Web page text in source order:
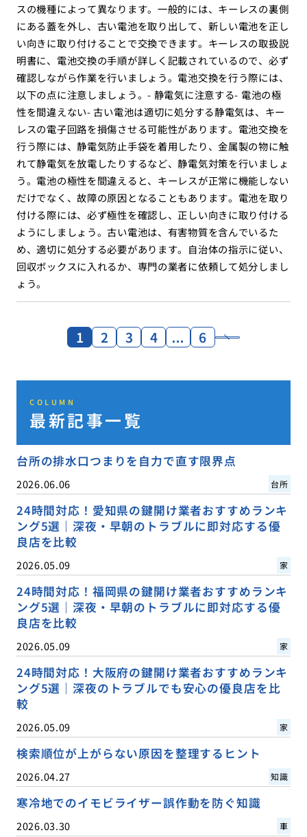
スの機種によって異なります。一般的には、キーレスの裏側
にある蓋を外し、古い電池を取り出して、新しい電池を正し
い向きに取り付けることで交換できます。キーレスの取扱説
明書に、電池交換の手順が詳しく記載されているので、必ず
確認しながら作業を行いましょう。電池交換を行う際には、
以下の点に注意しましょう。- 静電気に注意する- 電池の極
性を間違えない- 古い電池は適切に処分する静電気は、キー
レスの電子回路を損傷させる可能性があります。電池交換を
行う際には、静電気防止手袋を着用したり、金属製の物に触
れて静電気を放電したりするなど、静電気対策を行いましょ
う。電池の極性を間違えると、キーレスが正常に機能しない
だけでなく、故障の原因となることもあります。電池を取り
付ける際には、必ず極性を確認し、正しい向きに取り付ける
ようにしましょう。古い電池は、有害物質を含んでいるた
め、適切に処分する必要があります。自治体の指示に従い、
回収ボックスに入れるか、専門の業者に依頼して処分しまし
ょう。
1 2 3 4 … 6
COLUMN
最新記事一覧
台所の排水口つまりを自力で直す限界点
2026.06.06 台所
24時間対応！愛知県の鍵開け業者おすすめランキ
ング5選｜深夜・早朝のトラブルに即対応する優
良店を比較
2026.05.09 家
24時間対応！福岡県の鍵開け業者おすすめランキ
ング5選｜深夜・早朝のトラブルに即対応する優
良店を比較
2026.05.09 家
24時間対応！大阪府の鍵開け業者おすすめランキ
ング5選｜深夜のトラブルでも安心の優良店を比
較
2026.05.09 家
検索順位が上がらない原因を整理するヒント
2026.04.27 知識
寒冷地でのイモビライザー誤作動を防ぐ知識
2026.03.30 車